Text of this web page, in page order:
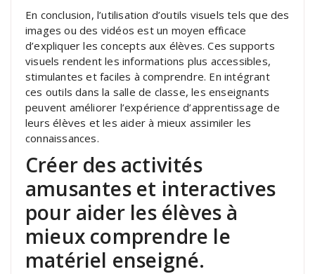
En conclusion, l’utilisation d’outils visuels tels que des
images ou des vidéos est un moyen efficace
d’expliquer les concepts aux élèves. Ces supports
visuels rendent les informations plus accessibles,
stimulantes et faciles à comprendre. En intégrant
ces outils dans la salle de classe, les enseignants
peuvent améliorer l’expérience d’apprentissage de
leurs élèves et les aider à mieux assimiler les
connaissances.
Créer des activités
amusantes et interactives
pour aider les élèves à
mieux comprendre le
matériel enseigné.